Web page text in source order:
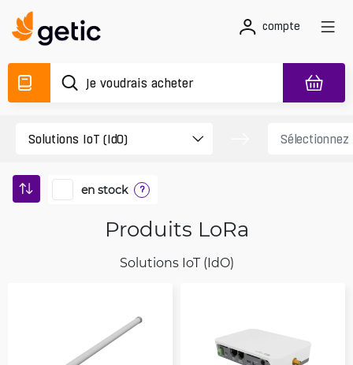
compte
en stock ?
Produits LoRa
Solutions IoT (IdO)